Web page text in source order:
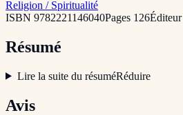
Religion / Spiritualité
ISBN 9782221146040Pages 126Éditeur
Résumé
Lire la suite du résuméRéduire
Avis